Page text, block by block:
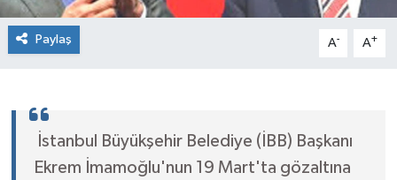
Paylaş A- A+
İstanbul Büyükşehir Belediye (İBB) Başkanı
Ekrem İmamoğlu'nun 19 Mart'ta gözaltına